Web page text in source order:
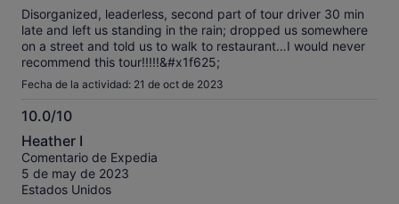
Disorganized, leaderless, second part of tour driver 30 min
late and left us standing in the rain; dropped us somewhere
on a street and told us to walk to restaurant…I would never
recommend this tour!!!!!&#x1f625;
Fecha de la actividad: 21 de oct de 2023
10.0/10
10.0
sobre
10
Heather I
Comentario de Expedia
5 de may de 2023
Estados Unidos